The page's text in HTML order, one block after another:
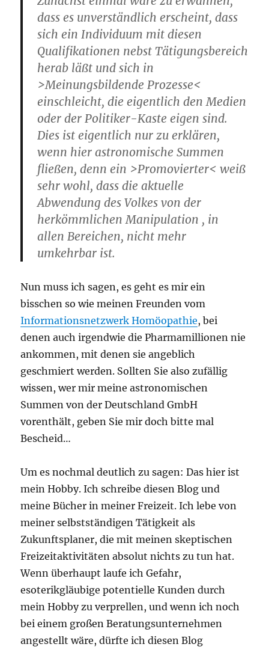
dass es unverständlich erscheint, dass
sich ein Individuum mit diesen
Qualifikationen nebst Tätigungsbereich
herab läßt und sich in
>Meinungsbildende Prozesse<
einschleicht, die eigentlich den Medien
oder der Politiker-Kaste eigen sind.
Dies ist eigentlich nur zu erklären,
wenn hier astronomische Summen
fließen, denn ein >Promovierter< weiß
sehr wohl, dass die aktuelle
Abwendung des Volkes von der
herkömmlichen Manipulation , in
allen Bereichen, nicht mehr
umkehrbar ist.
Nun muss ich sagen, es geht es mir ein
bisschen so wie meinen Freunden vom
Informationsnetzwerk Homöopathie, bei
denen auch irgendwie die Pharmamillionen nie
ankommen, mit denen sie angeblich
geschmiert werden. Sollten Sie also zufällig
wissen, wer mir meine astronomischen
Summen von der Deutschland GmbH
vorenthält, geben Sie mir doch bitte mal
Bescheid…
Um es nochmal deutlich zu sagen: Das hier ist
mein Hobby. Ich schreibe diesen Blog und
meine Bücher in meiner Freizeit. Ich lebe von
meiner selbstständigen Tätigkeit als
Zukunftsplaner, die mit meinen skeptischen
Freizeitaktivitäten absolut nichts zu tun hat.
Wenn überhaupt laufe ich Gefahr,
esoterikgläubige potentielle Kunden durch
mein Hobby zu verprellen, und wenn ich noch
bei einem großen Beratungsunternehmen
angestellt wäre, dürfte ich diesen Blog